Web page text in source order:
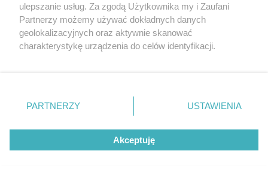
Internecie bez pisemnej zgody właściciela praw. Jakiekolwiek użycie lub
wykorzystanie utworów w całości lub w części z naruszeniem prawa,
tzn. bez właściwej zgody, jest zabronione pod groźbą kary i może być
ulepszanie usług. Za zgodą Użytkownika my i Zaufani
Partnerzy możemy używać dokładnych danych
geolokalizacyjnych oraz aktywnie skanować
charakterystykę urządzenia do celów identyfikacji.
zmienić/wycofać klikając przycisk ustawień prywatności
znajdujący się w lewym dolnym rogu strony
rodzaje przetwarzania danych nie wymagają zgody
użytkownika, ale masz prawo sprzeciwić się takiemu
przetwarzaniu. Preferencje będą miały zastosowanie tylko
PARTNERZY USTAWIENIA
Akceptuję